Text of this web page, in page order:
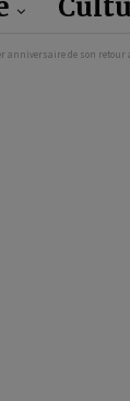
anniversaire de son retour